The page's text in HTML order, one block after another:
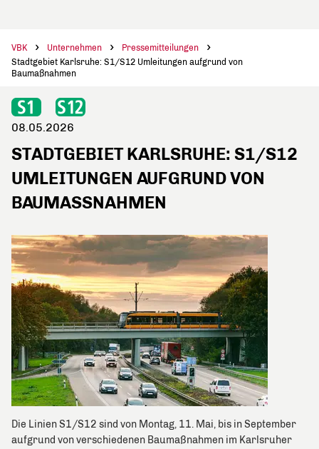
VBK Unternehmen
Pressemitteilungen
Stadtgebiet Karlsruhe: S1/S12 Umleitungen aufgrund von
Baumaßnahmen
08.05.2026
STADTGEBIET KARLSRUHE: S1/S12
UMLEITUNGEN AUFGRUND VON
BAUMASSNAHMEN
Die Linien S1/S12 sind von Montag, 11. Mai, bis in September
aufgrund von verschiedenen Baumaßnahmen im Karlsruher